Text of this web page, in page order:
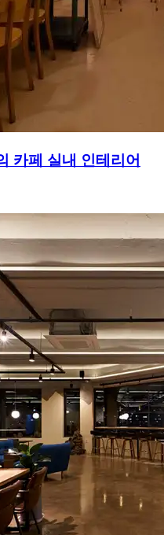
카페 실내 인테리어